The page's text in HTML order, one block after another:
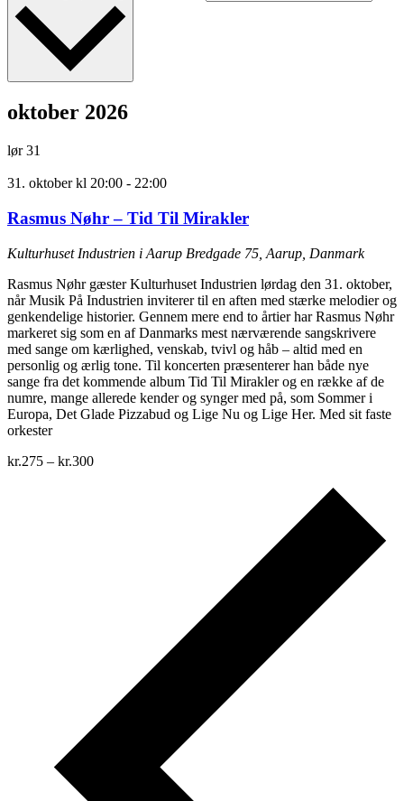
oktober 2026
lør31
31. oktober kl 20:00 - 22:00
Rasmus Nøhr – Tid Til Mirakler
Kulturhuset Industrien i Aarup Bredgade 75, Aarup, Danmark
Rasmus Nøhr gæster Kulturhuset Industrien lørdag den 31. oktober,
når Musik På Industrien inviterer til en aften med stærke melodier og
genkendelige historier. Gennem mere end to årtier har Rasmus Nøhr
markeret sig som en af Danmarks mest nærværende sangskrivere
med sange om kærlighed, venskab, tvivl og håb – altid med en
personlig og ærlig tone. Til koncerten præsenterer han både nye
sange fra det kommende album Tid Til Mirakler og en række af de
numre, mange allerede kender og synger med på, som Sommer i
Europa, Det Glade Pizzabud og Lige Nu og Lige Her. Med sit faste
orkester
kr.275 – kr.300